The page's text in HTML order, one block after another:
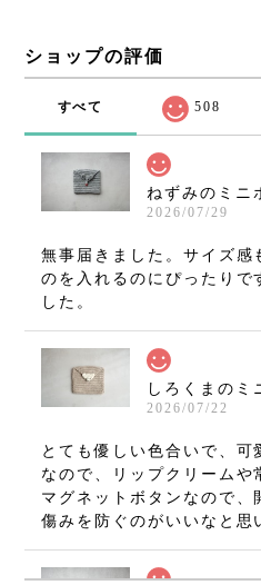
ショップの評価
すべて 508
ねずみのミニ
2026/07/29
無事届きました。サイズ感
のを入れるのにぴったりで
した。
2026/07/22
とても優しい色合いで、可
なので、リップクリームや
マグネットボタンなので、
傷みを防ぐのがいいなと思